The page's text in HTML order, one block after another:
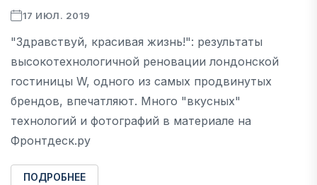
17 ИЮЛ. 2019
"Здравствуй, красивая жизнь!": результаты
высокотехнологичной реновации лондонской
гостиницы W, одного из самых продвинутых
брендов, впечатляют. Много "вкусных"
технологий и фотографий в материале на
Фронтдеск.ру
ПОДРОБНЕЕ